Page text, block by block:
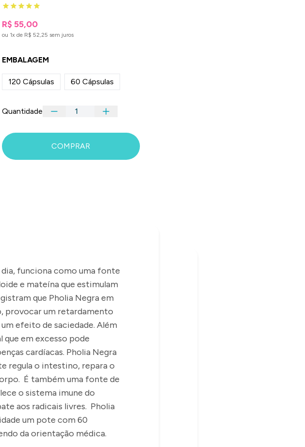
R$ 55,00
ou 1x de R$ 52,25 sem juros
EMBALAGEM
120 Cápsulas 60 Cápsulas
Quantidade
COMPRAR
funciona como uma fonte
e mateína que estimulam
que Pholia Negra em
provocar um retardamento
efeito de saciedade. Além
que em excesso pode
cardíacas. Pholia Negra
regula o intestino, repara o
É também uma fonte de
o sistema imune do
aos radicais livres. Pholia
um pote com 60
da orientação médica.